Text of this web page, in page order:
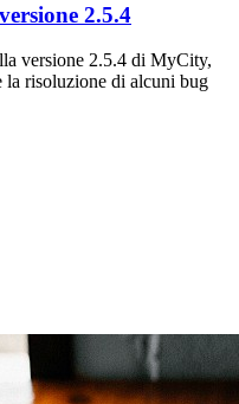
2.5.4
versione 2.5.4 di MyCity,
la risoluzione di alcuni bug